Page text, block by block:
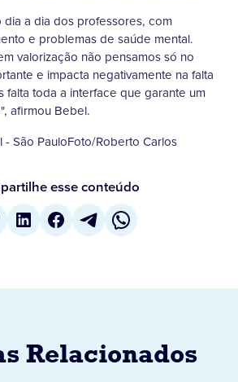
dia a dia dos professores, com
e problemas de saúde mental.
valorização não pensamos só no
e impacta negativamente na falta
falta toda a interface que garante um
afirmou Bebel.
- São PauloFoto/Roberto Carlos
esse conteúdo
Relacionados